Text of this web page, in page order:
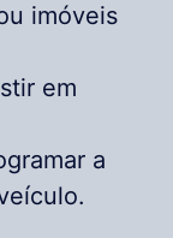
imóveis
em
a